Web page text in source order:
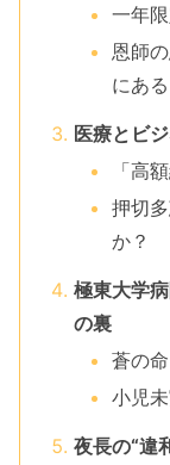
一年
恩師
にあ
医療とビ
「高
押切
か？
極東大学
の裏
蒼の
小児
夜長の“違